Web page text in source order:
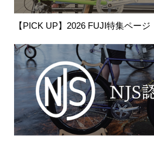
【PICK UP】2026 FUJI特集ページ